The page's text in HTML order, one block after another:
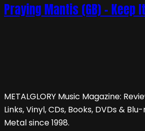
Praying Mantis (GB) – Keep
METALGLORY Music Magazine:
Links, Vinyl, CDs, Books, DVDs &
Metal since 1998.